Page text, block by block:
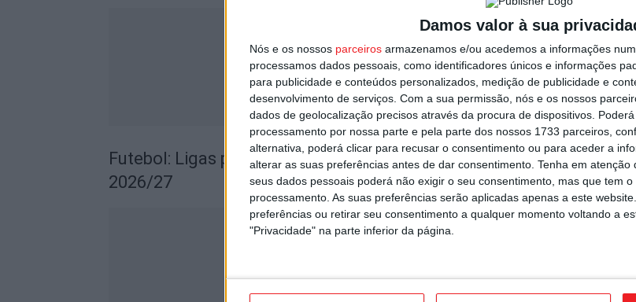
Damos valor à sua
Nós e os nossos parceiros armazenamos e/ou acedemos a informações
processamos dados pessoais, como identificadores únicos e informações
para publicidade e conteúdos personalizados, medição de publicidade e
desenvolvimento de serviços. Com a sua permissão, nós e os nossos
dados de geolocalização precisos através da procura de dispositivos.
processamento por nossa parte e pela parte dos nossos 1733 parceiros,
alternativa, poderá clicar para recusar o consentimento ou para aceder a
alterar as suas preferências antes de dar consentimento. Tenha em atenção
seus dados pessoais poderá não exigir o seu consentimento, mas que tem
processamento. As suas preferências serão aplicadas apenas a este
preferências ou retirar seu consentimento a qualquer momento voltando a
"Privacidade" na parte inferior da página.
Futebol: Ligas profissionais com novas regras para a temporada
2026/27